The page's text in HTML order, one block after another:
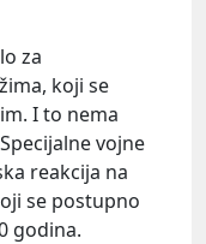
za
koji se
I to nema
vojne
reakcija na
se postupno
godina.